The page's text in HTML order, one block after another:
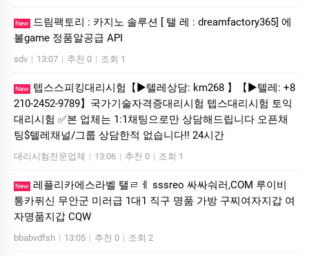
New
드림팩토리 : 카­지노 솔­루션 [ 탤 레 : dreamfactory365] 에
볼game 정품알공급 API
sdv | 13:07 | 추천 0 | 조회 1
New
텝스스피킹대리시험【▶텔레상담: km268 】【▶텔레: +8
210-2452-9789】국가기술자격증대리시험 텝스대리시험 토익
대리시험 ✅본 업체는 1:1채팅으로만 상담해드립니다 오픈채
팅$텔레채널/그룹 상담한적 없습니다!! 24시간
대리시험전문업체 | 13:06 | 추천 0 | 조회 1
New 레플리카에스라벨 탤ㄹㅔ sssreo 싸싸숴러,COM 루이비
통카퓌신 무안군 미러급 1대1 직구 명품 가방 구찌여자지갑 여
자명품지갑 CQW
bbabvdfsh | 13:05 | 추천 0 | 조회 2